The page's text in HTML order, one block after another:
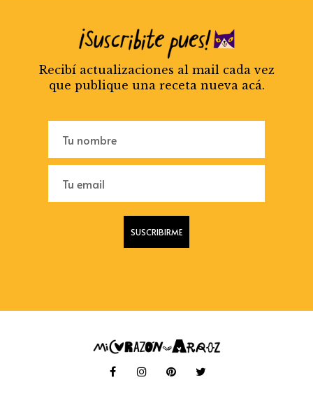
Recibí actualizaciones al mail cada vez
que publique una receta nueva acá.